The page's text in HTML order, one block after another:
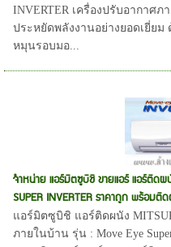
INVERTER เครื่องปรับอากาศภ
ประหยัดพลังงานอย่างยอดเยี่ยม
หมุนรอบมอ...
จำหน่าย แอร์มิตซูบิชิ ขายแอร์ แอร์ติดผ
SUPER INVERTER ราคาถูก พร้อมติ
แอร์มิตซูบิชิ แอร์ติดผนัง
ภายในบ้าน รุ่น : Move Eye